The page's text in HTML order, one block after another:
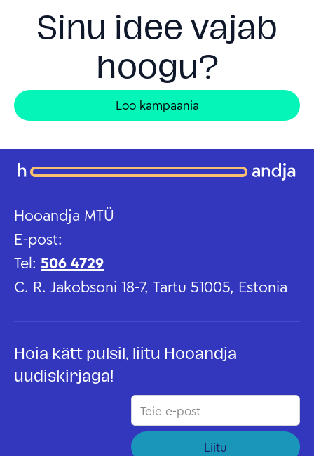
Sinu idee vajab
hoogu?
Loo kampaania
Hooandja MTÜ
E-post:
Tel: 506 4729
C. R. Jakobsoni 18-7, Tartu 51005, Estonia
Hoia kätt pulsil, liitu Hooandja
uudiskirjaga!
Liitu